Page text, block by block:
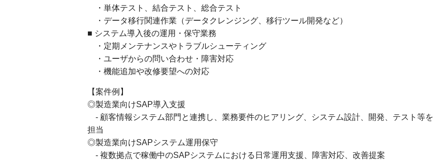
・単体テスト、結合テスト、総合テスト
・データ移行関連作業（データクレンジング、移行ツール開発など）
■ システム導入後の運用・保守業務
・定期メンテナンスやトラブルシューティング
・ユーザからの問い合わせ・障害対応
・機能追加や改修要望への対応
【案件例】
◎製造業向けSAP導入支援
- 顧客情報システム部門と連携し、業務要件のヒアリング、システム設計、開発、テスト等を
担当
◎製造業向けSAPシステム運用保守
- 複数拠点で稼働中のSAPシステムにおける日常運用支援、障害対応、改善提案